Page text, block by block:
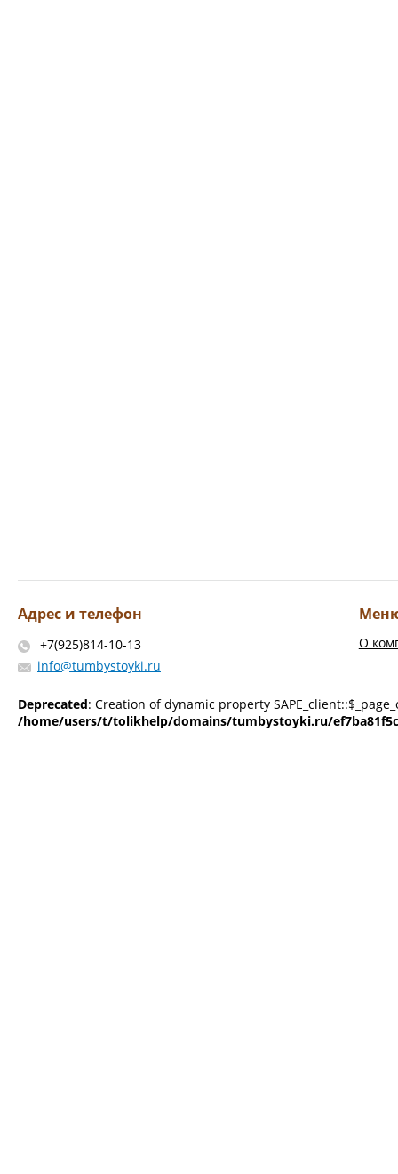
Адрес и телефон
+7(925)814-10-13
info@tumbystoyki.ru
О
Deprecated: Creation of dynamic property
/home/users/t/tolikhelp/domains/tumbystoyki.ru/